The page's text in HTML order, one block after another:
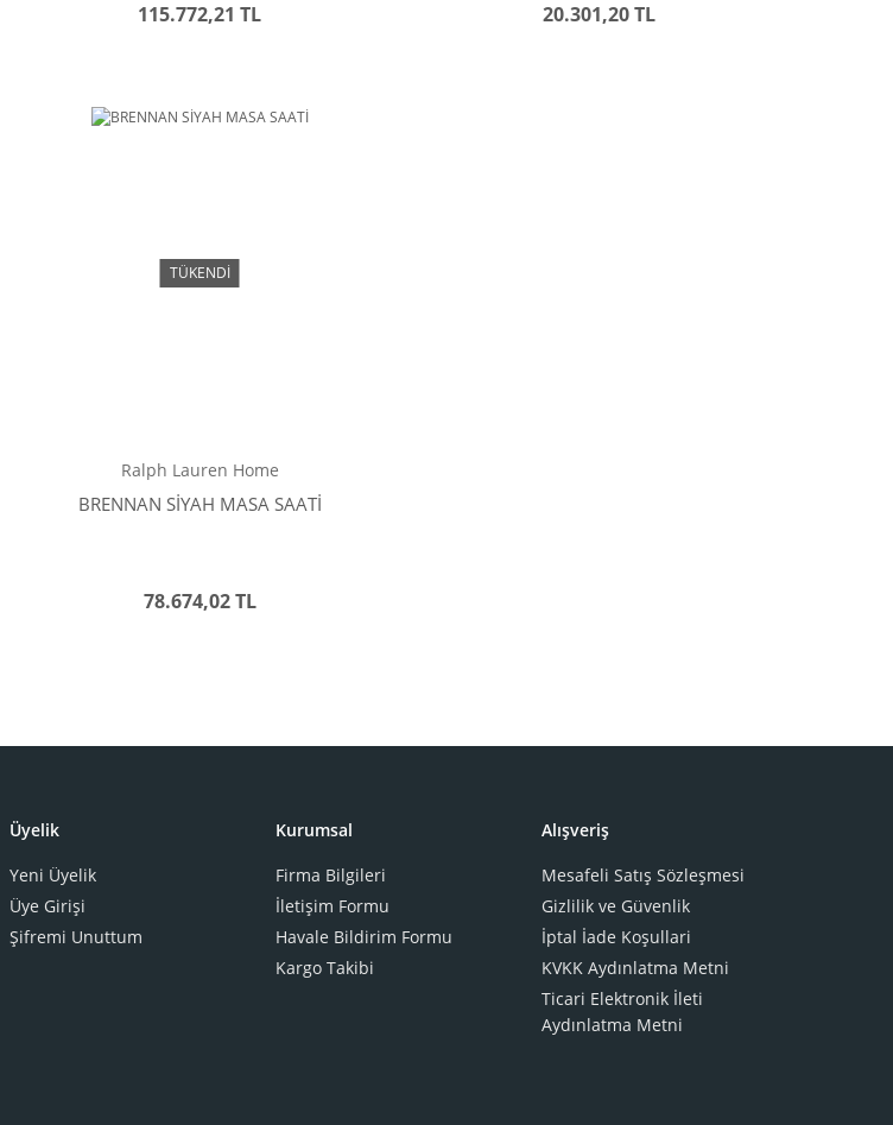
115.772,21 TL 20.301,20 TL
TÜKENDİ
Ralph Lauren Home
BRENNAN SİYAH MASA SAATİ
78.674,02 TL
Üyelik
Yeni Üyelik
Üye Girişi
Şifremi Unuttum
Kurumsal
Firma Bilgileri
İletişim Formu
Havale Bildirim Formu
Kargo Takibi
Alışveriş
Mesafeli Satış Sözleşmesi
Gizlilik ve Güvenlik
İptal İade Koşullari
KVKK Aydınlatma Metni
Ticari Elektronik İleti
Aydınlatma Metni